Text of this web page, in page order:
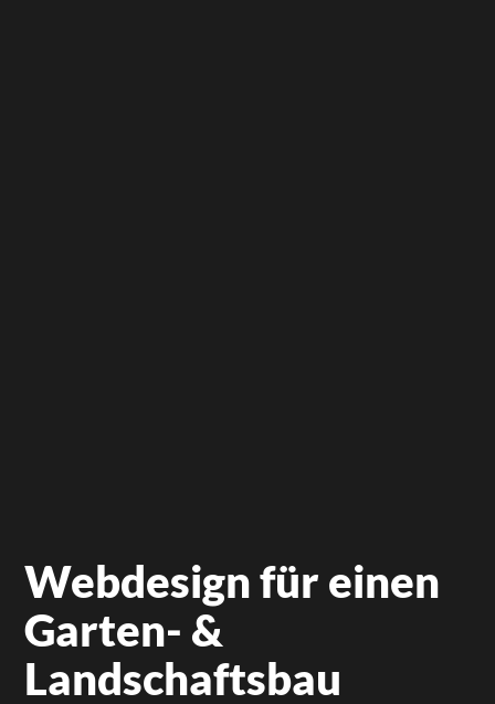
Webdesign für einen
Garten- &
Landschaftsbau